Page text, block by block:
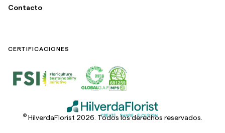
Contacto
CERTIFICACIONES
©HilverdaFlorist 2026. Todos los derechos reservados.